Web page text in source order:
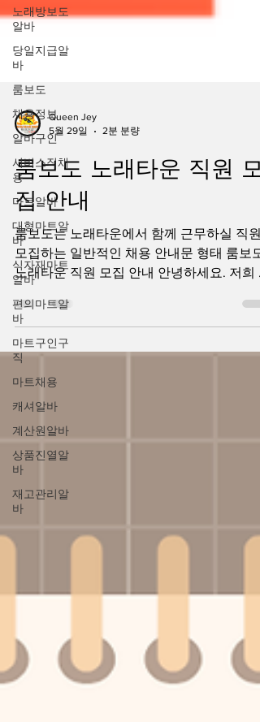
노래방보도
알바
당일지급알
바
룸보도
채용정보
알바구인
서비스직채
용
마트알바
대형마트알
바
식자재마트
알바
편의마트알
바
마트구인구
직
마트채용
캐셔알바
계산원알바
상품진열알
바
재고관리알
바
Queen Jey
룸보도 노래타운 직원 모
집 안내
룸보도는 노래타운에서 함께 근무하실 직원
모집하는 일반적인 채용 안내문 형태 룸보도
래타운은 고객들에게 편안하고 즐거운 시간
께 성장해 나갈 성실한 직원을 모집하고 있
기 어려운 순간들이 많습니다. 룸보도는 손
응대부터 매장 관리, 청소, 주방 보조, 음료
비 등 다양한 업무가 원활하게 이루어져야
객 만족도를 높일 수 있습니다. 그래서 저희
함께 책임감 있게 근무해 주실 분들을 찾고
습니다. 룸보도 구인중입니다. 경력이 있으
분들은 물론이고 처음 관련 업종에 도전하시
터 모든 업무를 잘할 수 있는 사람은 없습니